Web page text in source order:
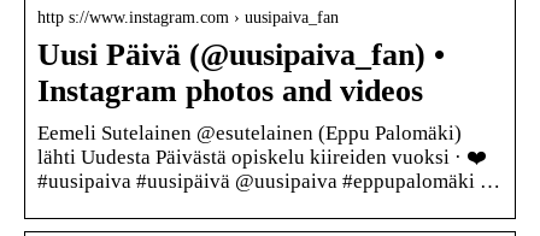
http s://www.instagram.com › uusipaiva_fan
Uusi Päivä (@uusipaiva_fan) •
Instagram photos and videos
Eemeli Sutelainen @esutelainen (Eppu Palomäki)
lähti Uudesta Päivästä opiskelu kiireiden vuoksi · ❤️
#uusipaiva #uusipäivä @uusipaiva #eppupalomäki …